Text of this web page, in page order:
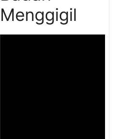
Menggigil